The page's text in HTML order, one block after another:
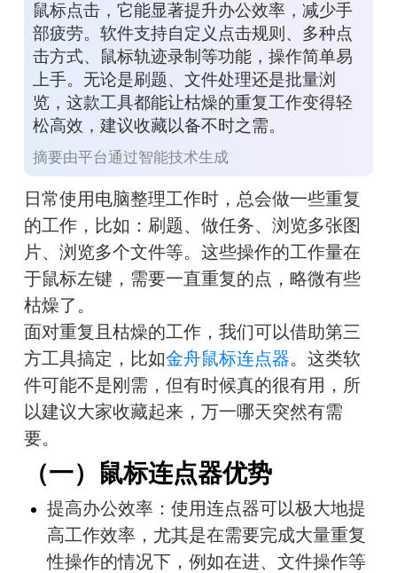
鼠标点击，它能显著提升办公效率，减少手
部疲劳。软件支持自定义点击规则、多种点
击方式、鼠标轨迹录制等功能，操作简单易
上手。无论是刷题、文件处理还是批量浏
览，这款工具都能让枯燥的重复工作变得轻
松高效，建议收藏以备不时之需。
摘要由平台通过智能技术生成
日常使用电脑整理工作时，总会做一些重复
的工作，比如：刷题、做任务、浏览多张图
片、浏览多个文件等。这些操作的工作量在
于鼠标左键，需要一直重复的点，略微有些
枯燥了。
面对重复且枯燥的工作，我们可以借助第三
方工具搞定，比如金舟鼠标连点器。这类软
件可能不是刚需，但有时候真的很有用，所
以建议大家收藏起来，万一哪天突然有需
要。
（一）鼠标连点器优势
提高办公效率：使用连点器可以极大地提
高工作效率，尤其是在需要完成大量重复
性操作的情况下，例如在进、文件操作等